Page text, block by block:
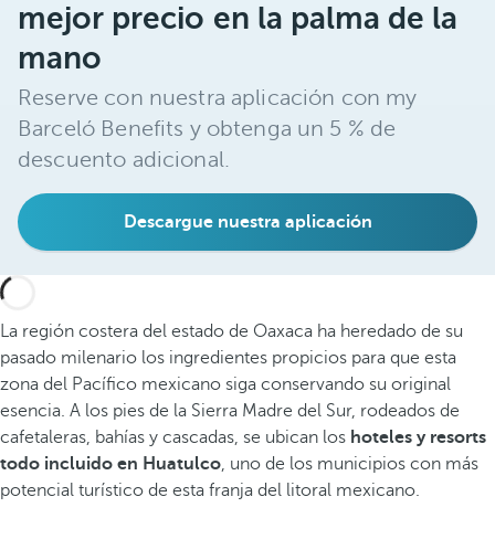
mejor precio en la palma de la
mano
Reserve con nuestra aplicación con my
Barceló Benefits y obtenga un 5 % de
descuento adicional.
Descargue nuestra aplicación
La región costera del estado de Oaxaca ha heredado de su
pasado milenario los ingredientes propicios para que esta
zona del Pacífico mexicano siga conservando su original
esencia. A los pies de la Sierra Madre del Sur, rodeados de
cafetaleras, bahías y cascadas, se ubican los hoteles y resorts
todo incluido en Huatulco, uno de los municipios con más
potencial turístico de esta franja del litoral mexicano.